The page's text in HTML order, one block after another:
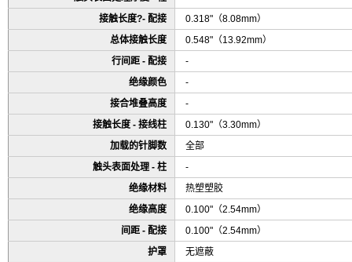
接触长度?- 配接
0.318"（8.08mm）
总体接触长度
0.548"（13.92mm）
行间距 - 配接
-
绝缘颜色
-
接合堆叠高度
-
接触长度 - 接线柱
0.130"（3.30mm）
加载的针脚数
全部
触头表面处理 - 柱
-
绝缘材料
热塑塑胶
绝缘高度
0.100"（2.54mm）
间距 - 配接
0.100"（2.54mm）
护罩
无遮蔽